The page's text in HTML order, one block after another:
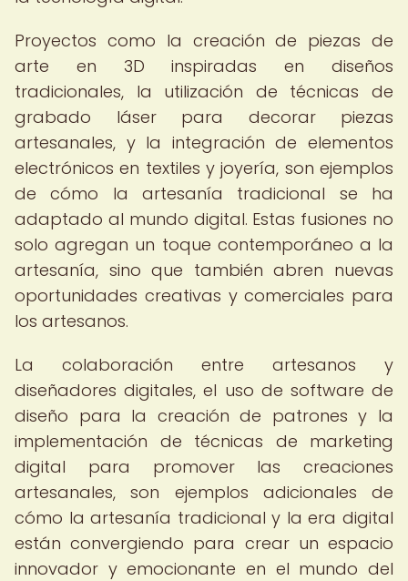
Proyectos como la creación de piezas de
arte en 3D inspiradas en diseños
tradicionales, la utilización de técnicas de
grabado láser para decorar piezas
artesanales, y la integración de elementos
electrónicos en textiles y joyería, son ejemplos
de cómo la artesanía tradicional se ha
adaptado al mundo digital. Estas fusiones no
solo agregan un toque contemporáneo a la
artesanía, sino que también abren nuevas
oportunidades creativas y comerciales para
los artesanos.
La colaboración entre artesanos y
diseñadores digitales, el uso de software de
diseño para la creación de patrones y la
implementación de técnicas de marketing
digital para promover las creaciones
artesanales, son ejemplos adicionales de
cómo la artesanía tradicional y la era digital
están convergiendo para crear un espacio
innovador y emocionante en el mundo del